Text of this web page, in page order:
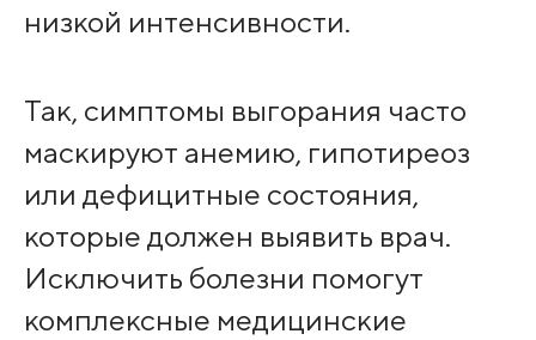
низкой интенсивности.
Так, симптомы выгорания часто
маскируют анемию, гипотиреоз
или дефицитные состояния,
которые должен выявить врач.
Исключить болезни помогут
комплексные медицинские